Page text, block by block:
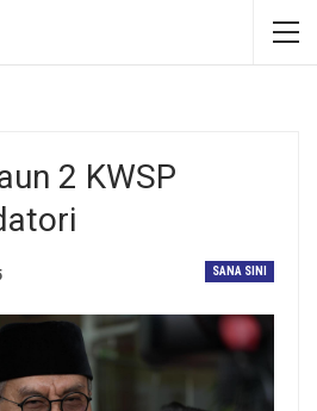
2 KWSP
SANA SINI